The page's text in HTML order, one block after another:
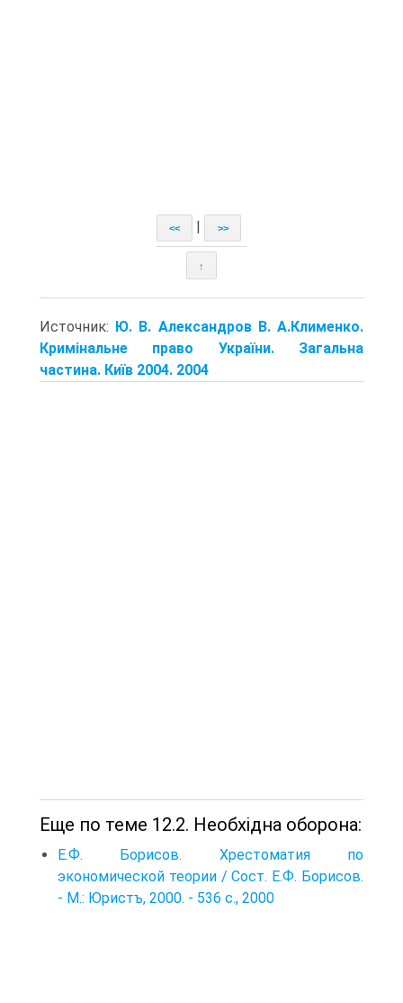
<< >>
↑
Источник: Ю. В. Александров В. А.Клименко.
Кримінальне право України. Загальна
частина. Київ 2004. 2004
Еще по теме 12.2. Необхідна оборона:
Е.Ф. Борисов. Хрестоматия по
экономической теории / Сост. Е.Ф. Борисов.
- М.: Юристъ, 2000. - 536 с., 2000